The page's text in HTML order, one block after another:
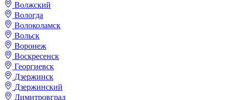
Волжский
Вологда
Волоколамск
Вольск
Воронеж
Воскресенск
Георгиевск
Дзержинск
Дзержинский
Димитровград